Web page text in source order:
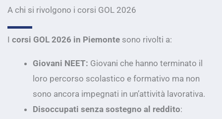
A chi si rivolgono i corsi GOL 2026
I corsi GOL 2026 in Piemonte sono rivolti a:
Giovani NEET: Giovani che hanno terminato il
loro percorso scolastico e formativo ma non
sono ancora impegnati in un’attività lavorativa.
Disoccupati senza sostegno al reddito: